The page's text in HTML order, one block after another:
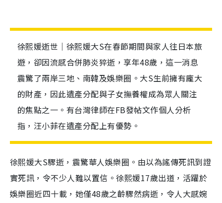
徐熙媛逝世｜徐熙媛大S在春節期間與家人往日本旅
遊，卻因流感合併肺炎猝逝，享年48歲，這一消息
震驚了兩岸三地、南韓及娛樂圈。大S生前擁有龐大
的財產，因此遺產分配與子女撫養權成為眾人關注
的焦點之一。有台灣律師在FB發帖文作個人分析
指，汪小菲在遺產分配上有優勢。
徐熙媛大S驟逝，震驚華人娛樂圈。由以為謠傳死訊到證
實死訊，令不少人難以置信。徐熙媛17歲出道，活躍於
娛樂圈近四十載，她僅48歲之齡驟然病逝，令人大感婉